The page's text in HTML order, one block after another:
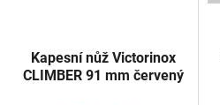
Kapesní nůž Victorinox
CLIMBER 91 mm červený